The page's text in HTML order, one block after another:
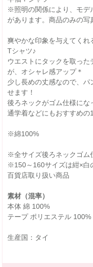
※照明の関係により、モデ
があります。商品のみの写
爽やかな印象を与えてく
Tシャツ♪
ウエストにタックを取っ
が、オシャレ感アップ＊
少し長めの丈感なので、
せます！
後ろネックがゴム仕様にな
通学着などにもおすすめの
※綿100%
※全サイズ後ろネックゴム
※150～160サイズは紺×白
百貨店取り扱い商品
素材（混率）
本体 綿 100%
テープ ポリエステル 100%
生産国：タイ